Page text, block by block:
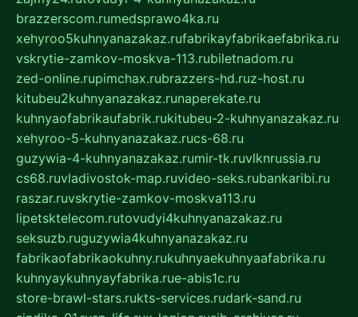
brazzerscom.rumedsprawo4ka.ru
xehyroo5kuhnyanazakaz.rufabrikayfabrikaefabrika.ru
vskrytie-zamkov-moskva-113.rubiletnadom.ru
zed-online.rupimchax.rubrazzers-hd.ruz-host.ru
kitubeu2kuhnyanazakaz.runaperekate.ru
kuhnyaofabrikaufabrik.rukitubeu-2-kuhnyanazakaz.ru
xehyroo-5-kuhnyanazakaz.rucs-68.ru
guzywia-4-kuhnyanazakaz.rumir-tk.ruvlknrussia.ru
cs68.ruvladivostok-map.ruvideo-seks.rubankaribi.ru
raszar.ruvskrytie-zamkov-moskva113.ru
lipetsktelecom.rutovudyi4kuhnyanazakaz.ru
seksuzb.ruguzywia4kuhnyanazakaz.ru
fabrikaofabrikaokuhny.rukuhnyaekuhnyaafabrika.ru
kuhnyaykuhnyayfabrika.rue-abis1c.ru
store-brawl-stars.rukts-services.rudark-sand.ru